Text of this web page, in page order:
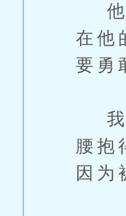
他
在他
要
我
腰抱
因为